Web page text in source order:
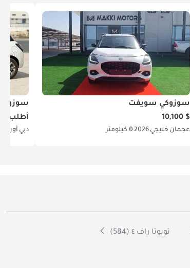
سوزوكي سويفت
$ 10,100
عجمان خليجي 20260 كيلومتر
أطلب
دبي
تويوتا راف ٤ (584)